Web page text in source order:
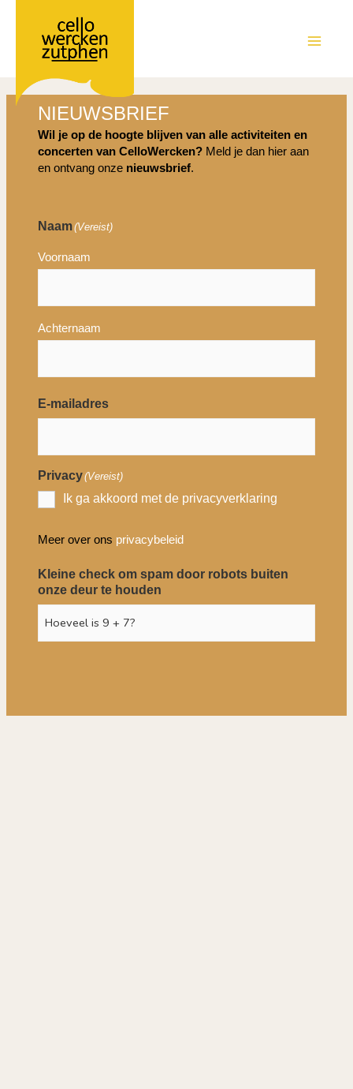
NIEUWSBRIEF
Wil je op de hoogte blijven van alle activiteiten en
concerten van CelloWercken? Meld je dan hier aan
en ontvang onze nieuwsbrief.
Naam(Vereist)
Voornaam
Achternaam
E-mailadres
Privacy(Vereist)
Ik ga akkoord met de privacyverklaring
Meer over ons privacybeleid
Kleine check om spam door robots buiten
onze deur te houden